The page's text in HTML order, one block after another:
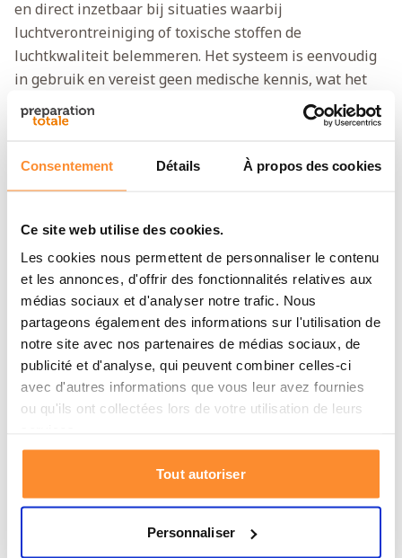
Consentement Détails À propos des cookies
Ce site web utilise des cookies.
Les cookies nous permettent de personnaliser le contenu
et les annonces, d'offrir des fonctionnalités relatives aux
médias sociaux et d'analyser notre trafic. Nous
partageons également des informations sur l'utilisation de
notre site avec nos partenaires de médias sociaux, de
publicité et d'analyse, qui peuvent combiner celles-ci
avec d'autres informations que vous leur avez fournies
ou qu'ils ont collectées lors de votre utilisation de leurs
Tout autoriser
Personnaliser
en direct inzetbaar bij situaties waarbij
luchtverontreiniging of toxische stoffen de
luchtkwaliteit belemmeren. Het systeem is eenvoudig
in gebruik en vereist geen medische kennis, wat het
ideaal maakt voor zowel persoonlijke als professionele
noodvoorbereidingen.
Hoe het werkt
gepatenteerde opslagmethode, waarbij actief kool
microscopische kanaaltjes. Deze technologie zorgt voor
een optimale verhouding tussen de grootte van de fles
en de hoeveelheid opgeslagen zuurstof, waardoor
Evolve Oxygen flessen de enige zijn op de markt die
deze geavanceerde techniek kunnen aanbieden. Dit
maakt het pakket niet alleen praktisch, maar ook een
betrouwbare keuze voor iedereen die zich voorbereidt
belangrijk is de flessen op een veilige plaats te
bewaren, uit de buurt van hittebronnen en open vuur,
om de integriteit en veiligheid van de flessen te